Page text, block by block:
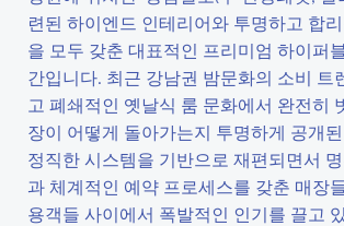
련된 하이엔드 인테리어와 투명하고 합
을 모두 갖춘 대표적인 프리미엄 하이퍼
간입니다. 최근 강남권 밤문화의 소비 트
고 폐쇄적인 옛날식 룸 문화에서 완전히
장이 어떻게 돌아가는지 투명하게 공개
정직한 시스템을 기반으로 재편되면서
과 체계적인 예약 프로세스를 갖춘 매장
용객들 사이에서 폭발적인 인기를 끌고